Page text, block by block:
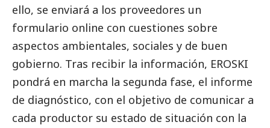
ello, se enviará a los proveedores un
formulario online con cuestiones sobre
aspectos ambientales, sociales y de buen
gobierno. Tras recibir la información, EROSKI
pondrá en marcha la segunda fase, el informe
de diagnóstico, con el objetivo de comunicar a
cada productor su estado de situación con la